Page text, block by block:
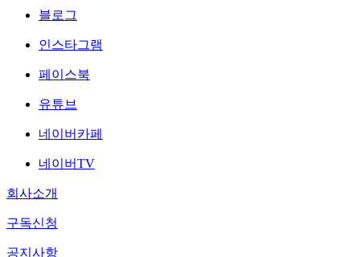
블로그
인스타그램
페이스북
유튜브
네이버카페
네이버TV
회사소개
구독신청
공지사항